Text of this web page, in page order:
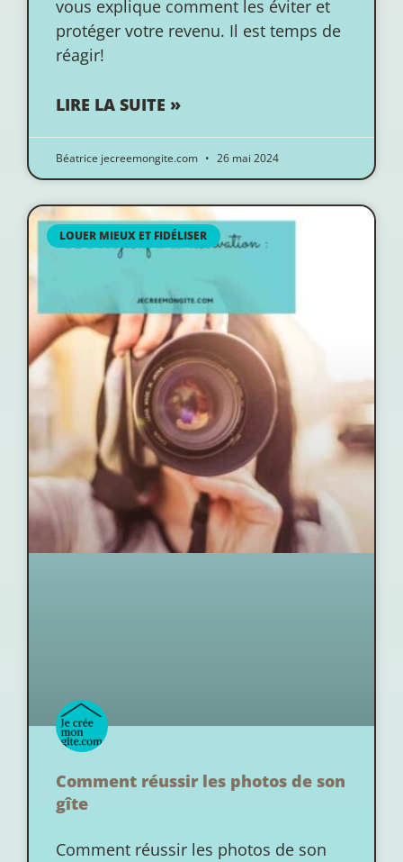
vous explique comment les éviter et
protéger votre revenu. Il est temps de
réagir!
LIRE LA SUITE »
Béatrice jecreemongite.com 26 mai 2024
LOUER MIEUX ET FIDÉLISER
Comment réussir les photos de son
gîte
Comment réussir les photos de son